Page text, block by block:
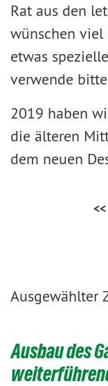
Rat aus den
wünschen viel
etwas
verwende
2019 haben
die älteren
dem neuen
<<
Ausgewählter
Ausbau des